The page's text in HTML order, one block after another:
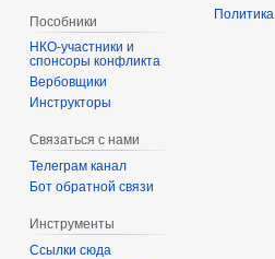
Пособники
спонсоры конфликта
‏‎Вербовщики
Инструкторы
Связаться с нами
Телеграм канал
Бот обратной связи
Инструменты
Ссылки сюда